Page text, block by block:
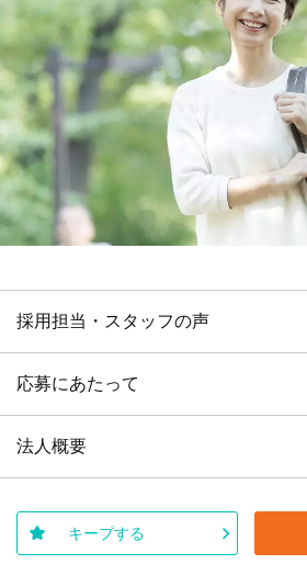
採用担当・スタッフの声
応募にあたって
法人概要
キープする